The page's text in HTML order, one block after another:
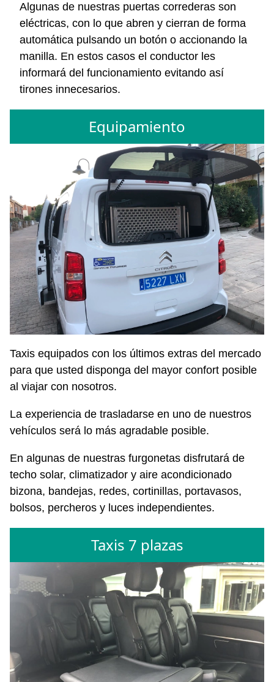
Algunas de nuestras puertas correderas son
eléctricas, con lo que abren y cierran de forma
automática pulsando un botón o accionando la
manilla. En estos casos el conductor les
informará del funcionamiento evitando así
tirones innecesarios.
Equipamiento
Taxis equipados con los últimos extras del mercado
para que usted disponga del mayor confort posible
al viajar con nosotros.
La experiencia de trasladarse en uno de nuestros
vehículos será lo más agradable posible.
En algunas de nuestras furgonetas disfrutará de
techo solar, climatizador y aire acondicionado
bizona, bandejas, redes, cortinillas, portavasos,
bolsos, percheros y luces independientes.
Taxis 7 plazas